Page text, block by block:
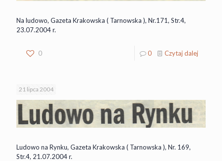
Na ludowo, Gazeta Krakowska ( Tarnowska ), Nr.171, Str.4,
23.07.2004 r.
0 0 Czytaj dalej
21 lipca 2004
Ludowo na Rynku, Gazeta Krakowska ( Tarnowska ), Nr. 169,
Str.4, 21.07.2004 r.